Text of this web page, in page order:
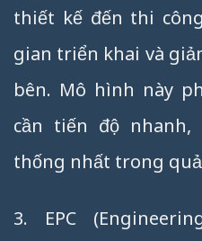
thiết kế đến thi
gian triển khai và
bên. Mô hình này
cần tiến độ
thống nhất trong
3. EPC